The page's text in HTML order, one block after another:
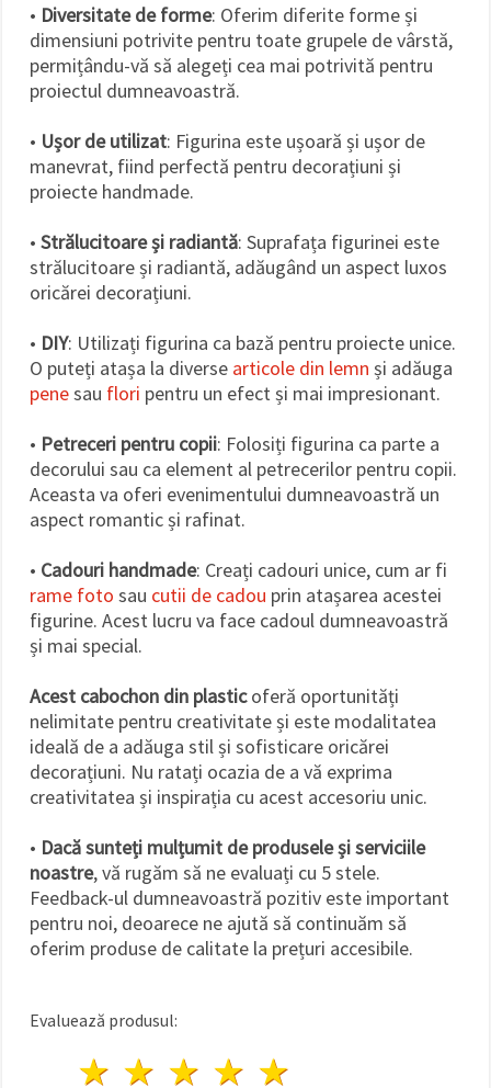
• Diversitate de forme: Oferim diferite forme și
dimensiuni potrivite pentru toate grupele de vârstă,
permițându-vă să alegeți cea mai potrivită pentru
proiectul dumneavoastră.
• Ușor de utilizat: Figurina este ușoară și ușor de
manevrat, fiind perfectă pentru decorațiuni și
proiecte handmade.
• Strălucitoare și radiantă: Suprafața figurinei este
strălucitoare și radiantă, adăugând un aspect luxos
oricărei decorațiuni.
• DIY: Utilizați figurina ca bază pentru proiecte unice.
O puteți atașa la diverse articole din lemn și adăuga
penesau flori pentru un efect și mai impresionant.
• Petreceri pentru copii: Folosiți figurina ca parte a
decorului sau ca element al petrecerilor pentru copii.
Aceasta va oferi evenimentului dumneavoastră un
aspect romantic și rafinat.
• Cadouri handmade: Creați cadouri unice, cum ar fi
rame foto sau cutii de cadou prin atașarea acestei
figurine. Acest lucru va face cadoul dumneavoastră
și mai special.
Acest cabochon din plasticoferă oportunități
nelimitate pentru creativitate și este modalitatea
ideală de a adăuga stil și sofisticare oricărei
decorațiuni. Nu ratați ocazia de a vă exprima
creativitatea și inspirația cu acest accesoriu unic.
• Dacă sunteți mulțumit de produsele și serviciile
noastre, vă rugăm să ne evaluați cu 5 stele.
Feedback-ul dumneavoastră pozitiv este important
pentru noi, deoarece ne ajută să continuăm să
oferim produse de calitate la prețuri accesibile.
Evaluează produsul:
4 stele
3 stele
2 stele
1 stea